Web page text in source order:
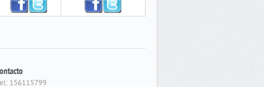
156115799